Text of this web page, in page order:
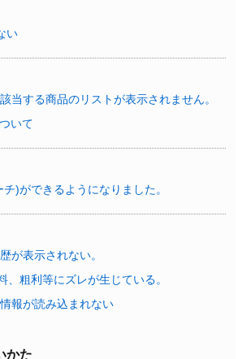
い
当する商品のリストが表示されません。
いて
)ができるようになりました。
が表示されない。
、粗利等にズレが生じている。
報が読み込まれない
かた